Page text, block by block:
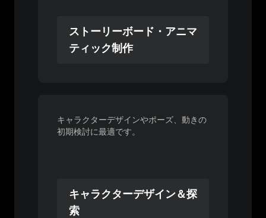
ストーリーボード・アニマ
ティック制作
キャラクターデザインやポーズ、動きの
初期検討に最適です。
キャラクターデザイン＆探
索